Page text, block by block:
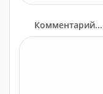
Комментарий...